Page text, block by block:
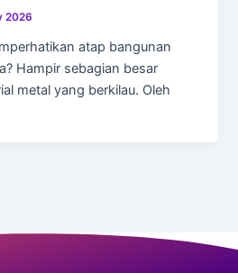
2026
atap bangunan
Hampir sebagian besar
metal yang berkilau. Oleh